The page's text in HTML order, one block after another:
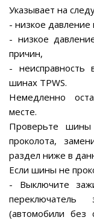
Указывает на
- низкое
- низкое
причин,
- неисправность
шинах TPWS.
Немедленно
месте.
Проверьте
проколота,
раздел ниже в
Если шины не
- Выключите
(автомобили без